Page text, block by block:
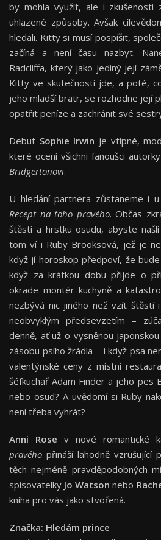
by mohla využít, ale i zkušenosti
uhlazené způsoby. Avšak
hledali. Kitty si musí pospíšit,
začíná a není času nazbyt.
Radcliffa, který jako jediný její
Kitty ve skutečnosti jde, a poté,
jeho mladší bratr, se rozhodne její
opatřit peníze a zachránit své
Debut Sophie Irwin je vtipné,
které ocení všichni fanoušci
Bridgertonovi.
U hledání partnera zůstaneme i
Recept na toho pravého. Občas
štěstí a hrstku osudu, abyste
tom ví i Ruby Brooksová, jež je
když jí horoskop předpoví, že
když za krátkou dobu přijde o
okrade montér kuchyně a
nezbývá nic jiného než vzít štěstí
neobvyklým předsevzetím –
denně, ať už o vysněnou
zásobu psího žrádla – i když psa
valentýnské ceny z místní
šéfkuchař Adam Finder a jeho pes
nebo osud? A uvědomí si Ruby
není třeba vyhrát?
Anni Rose v nové romantické
pravého přináší lahodně vzrušující
těch nejméně pravděpodobných
spisovatelky Jo Watson nebo
kniha pro vás jako stvořená.
Značka: Hledám prince